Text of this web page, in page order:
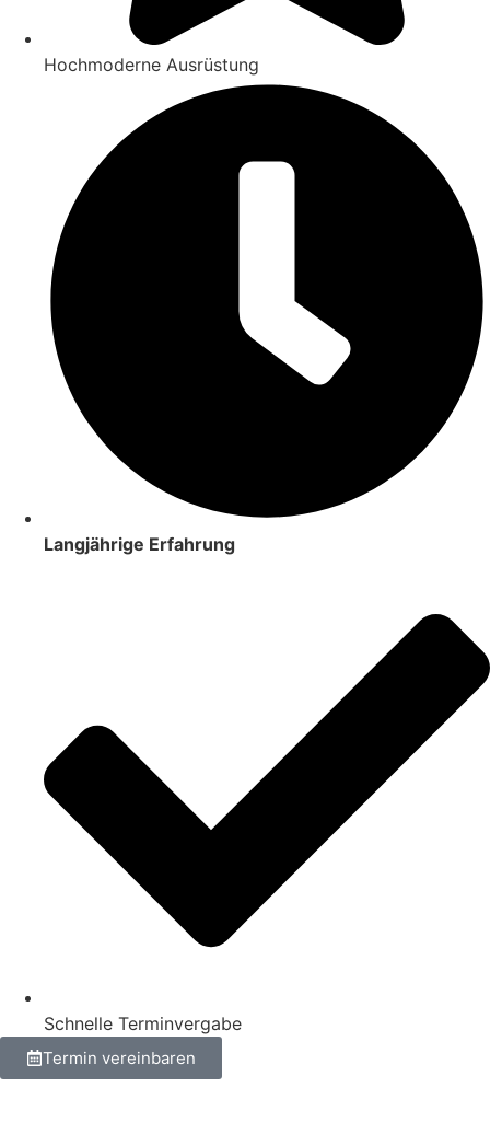
Hochmoderne Ausrüstung
Langjährige Erfahrung
Schnelle Terminvergabe
Termin vereinbaren